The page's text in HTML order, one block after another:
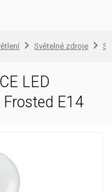
Světelné zdroje
LED
Frosted E14